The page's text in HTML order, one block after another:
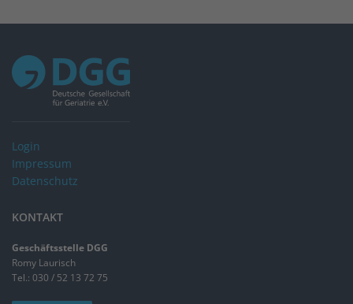
Login
Impressum
Datenschutz
KONTAKT
Geschäftsstelle DGG
Romy Laurisch
Tel.: 030 / 52 13 72 75